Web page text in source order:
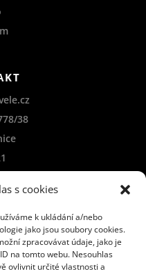
s cookies
k ukládání a/nebo
jako jsou soubory cookies.
zpracovávat údaje, jako je
na tomto webu. Nesouhlas
ovlivnit určité vlastnosti a
38